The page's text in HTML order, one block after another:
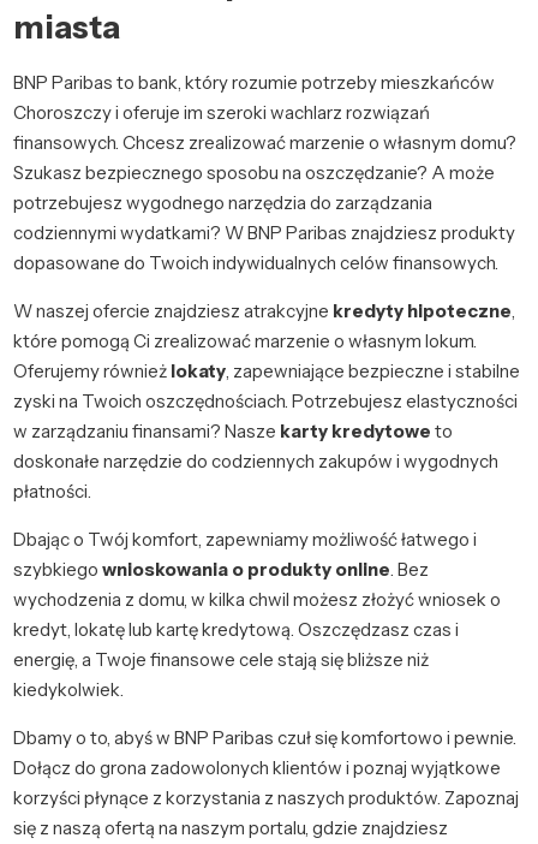
miasta
BNP Paribas to bank, który rozumie potrzeby mieszkańców
Choroszczy i oferuje im szeroki wachlarz rozwiązań
finansowych. Chcesz zrealizować marzenie o własnym domu?
Szukasz bezpiecznego sposobu na oszczędzanie? A może
potrzebujesz wygodnego narzędzia do zarządzania
codziennymi wydatkami? W BNP Paribas znajdziesz produkty
dopasowane do Twoich indywidualnych celów finansowych.
W naszej ofercie znajdziesz atrakcyjne kredyty hipoteczne,
które pomogą Ci zrealizować marzenie o własnym lokum.
Oferujemy również lokaty, zapewniające bezpieczne i stabilne
zyski na Twoich oszczędnościach. Potrzebujesz elastyczności
w zarządzaniu finansami? Nasze karty kredytowe to
doskonałe narzędzie do codziennych zakupów i wygodnych
płatności.
Dbając o Twój komfort, zapewniamy możliwość łatwego i
szybkiegownioskowania o produkty online. Bez
wychodzenia z domu, w kilka chwil możesz złożyć wniosek o
kredyt, lokatę lub kartę kredytową. Oszczędzasz czas i
energię, a Twoje finansowe cele stają się bliższe niż
kiedykolwiek.
Dbamy o to, abyś w BNP Paribas czuł się komfortowo i pewnie.
Dołącz do grona zadowolonych klientów i poznaj wyjątkowe
korzyści płynące z korzystania z naszych produktów. Zapoznaj
się z naszą ofertą na naszym portalu, gdzie znajdziesz